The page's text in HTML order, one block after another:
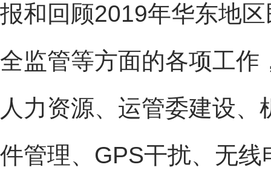
报和回顾2019年华东地
全监管等方面的各项工作
人力资源、运管委建设
件管理、GPS干扰、无